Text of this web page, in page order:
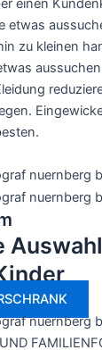
einen
etwas
zu kleinen